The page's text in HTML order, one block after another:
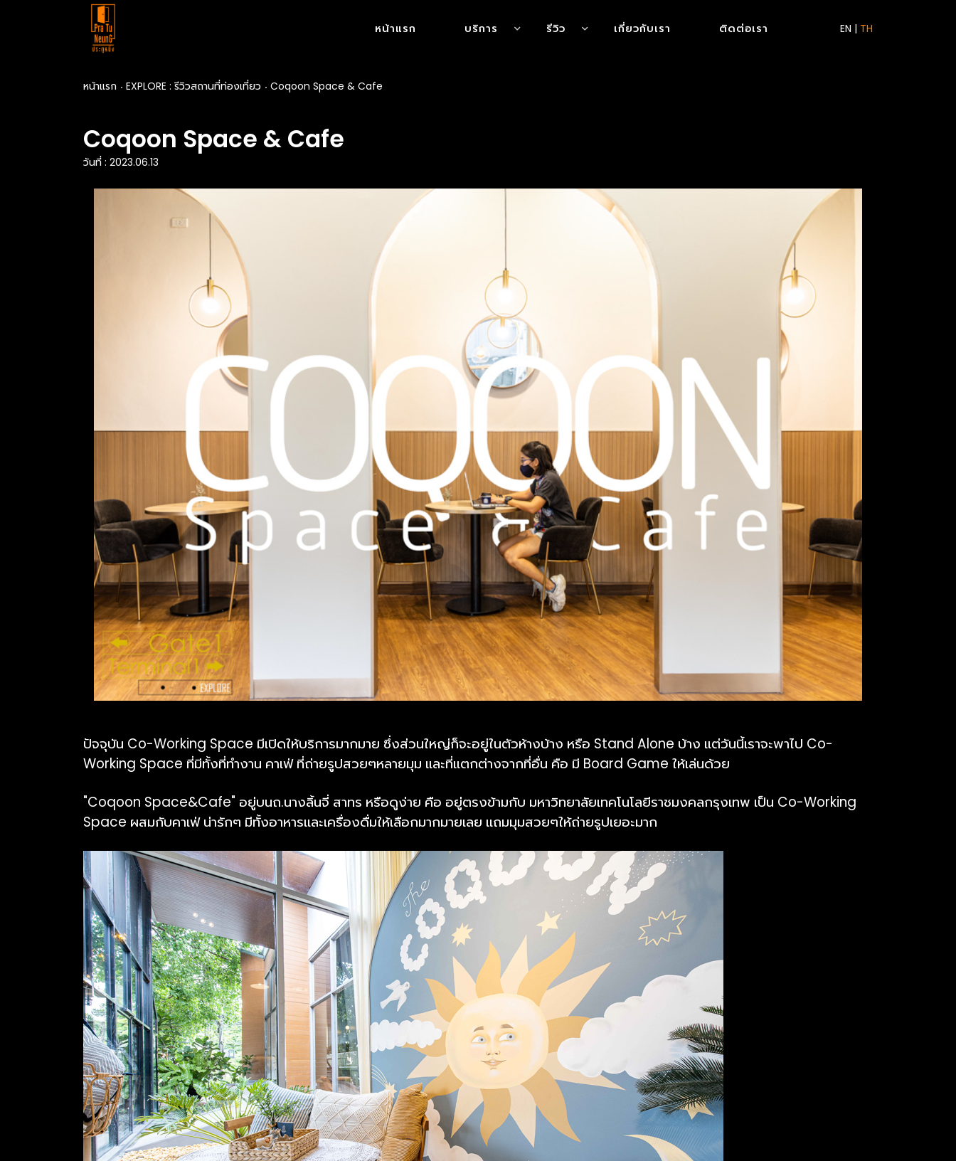
EN | TH
หน้าแรก บริการ รีวิว เกี่ยวกับเรา ติดต่อเรา
หน้าแรก EXPLORE : รีวิวสถานที่ท่องเที่ยว Coqoon Space & Cafe
Coqoon Space & Cafe
วันที่ : 2023.06.13
ปัจจุบัน Co-Working Space มีเปิดให้บริการมากมาย ซึ่งส่วนใหญ่ก็จะอยู่ในตัวห้างบ้าง หรือ Stand Alone บ้าง แต่วันนี้เราจะพาไป Co-
Working Space ที่มีทั้งที่ทำงาน คาเฟ่ ที่ถ่ายรูปสวยๆหลายมุม และที่แตกต่างจากที่อื่น คือ มี Board Game ให้เล่นด้วย
"Coqoon Space&Cafe" อยู่บนถ.นางลิ้นจี่ สาทร หรือดูง่าย คือ อยู่ตรงข้ามกับ มหาวิทยาลัยเทคโนโลยีราชมงคลกรุงเทพ เป็น Co-Working
Space ผสมกับคาเฟ่ น่ารักๆ มีทั้งอาหารและเครื่องดื่มให้เลือกมากมายเลย แถมมุมสวยๆให้ถ่ายรูปเยอะมาก